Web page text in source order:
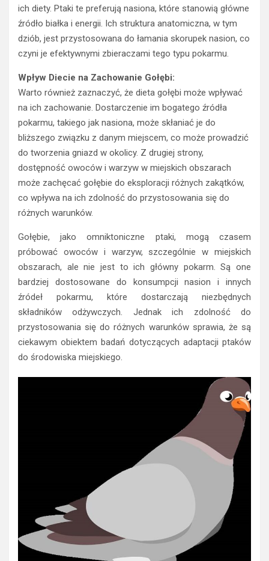
ich diety. Ptaki te preferują nasiona, które stanowią główne
źródło białka i energii. Ich struktura anatomiczna, w tym
dziób, jest przystosowana do łamania skorupek nasion, co
czyni je efektywnymi zbieraczami tego typu pokarmu.
Wpływ Diecie na Zachowanie Gołębi:
Warto również zaznaczyć, że dieta gołębi może wpływać
na ich zachowanie. Dostarczenie im bogatego źródła
pokarmu, takiego jak nasiona, może skłaniać je do
bliższego związku z danym miejscem, co może prowadzić
do tworzenia gniazd w okolicy. Z drugiej strony,
dostępność owoców i warzyw w miejskich obszarach
może zachęcać gołębie do eksploracji różnych zakątków,
co wpływa na ich zdolność do przystosowania się do
różnych warunków.
Gołębie, jako omniktoniczne ptaki, mogą czasem
próbować owoców i warzyw, szczególnie w miejskich
obszarach, ale nie jest to ich główny pokarm. Są one
bardziej dostosowane do konsumpcji nasion i innych
źródeł pokarmu, które dostarczają niezbędnych
składników odżywczych. Jednak ich zdolność do
przystosowania się do różnych warunków sprawia, że są
ciekawym obiektem badań dotyczących adaptacji ptaków
do środowiska miejskiego.